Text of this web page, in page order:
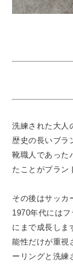
洗練された大人
歴史の長いブラ
靴職人であった
たことがブラン
その後はサッカ
1970年代には
にまで成長しま
能性だけが重視
ーリングと洗練